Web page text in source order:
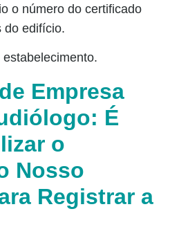
o número do certificado
do edifício.
Empresa
É
o
Nosso
Registrar a